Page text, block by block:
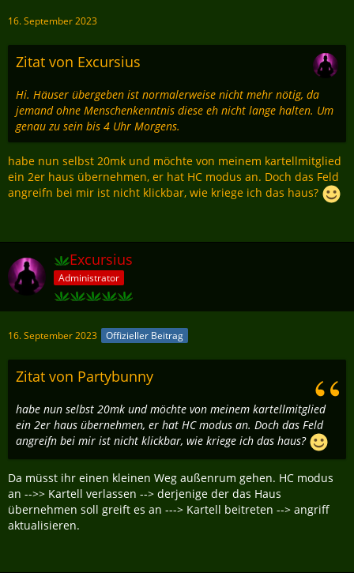
16. September 2023
Zitat von Excursius
Hi. Häuser übergeben ist normalerweise nicht mehr nötig, da
jemand ohne Menschenkenntnis diese eh nicht lange halten. Um
genau zu sein bis 4 Uhr Morgens.
habe nun selbst 20mk und möchte von meinem kartellmitglied
ein 2er haus übernehmen, er hat HC modus an. Doch das Feld
angreifn bei mir ist nicht klickbar, wie kriege ich das haus?
Excursius
Administrator
16. September 2023 Offizieller Beitrag
Zitat von Partybunny
habe nun selbst 20mk und möchte von meinem kartellmitglied
ein 2er haus übernehmen, er hat HC modus an. Doch das Feld
angreifn bei mir ist nicht klickbar, wie kriege ich das haus?
Da müsst ihr einen kleinen Weg außenrum gehen. HC modus
an -->> Kartell verlassen --> derjenige der das Haus
übernehmen soll greift es an ---> Kartell beitreten --> angriff
aktualisieren.